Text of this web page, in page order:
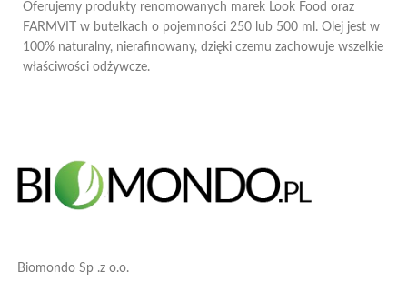
Oferujemy produkty renomowanych marek Look Food oraz
FARMVIT w butelkach o pojemności 250 lub 500 ml. Olej jest w
100% naturalny, nierafinowany, dzięki czemu zachowuje wszelkie
właściwości odżywcze.
Biomondo Sp .z o.o.